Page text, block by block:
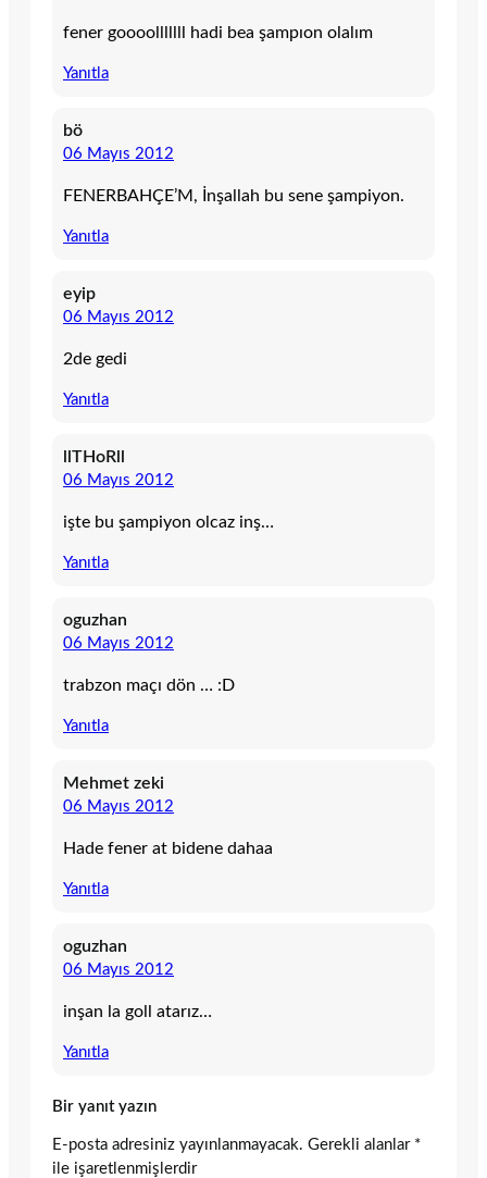
fener goooolllllll hadi bea şampıon olalım
Yanıtla
bö
06 Mayıs 2012
FENERBAHÇE’M, İnşallah bu sene şampiyon.
Yanıtla
eyip
06 Mayıs 2012
2de gedi
Yanıtla
llTHoRll
06 Mayıs 2012
işte bu şampiyon olcaz inş…
Yanıtla
oguzhan
06 Mayıs 2012
trabzon maçı dön … :D
Yanıtla
Mehmet zeki
06 Mayıs 2012
Hade fener at bidene dahaa
Yanıtla
oguzhan
06 Mayıs 2012
inşan la goll atarız…
Yanıtla
Bir yanıt yazın
E-posta adresiniz yayınlanmayacak. Gerekli alanlar *
ile işaretlenmişlerdir